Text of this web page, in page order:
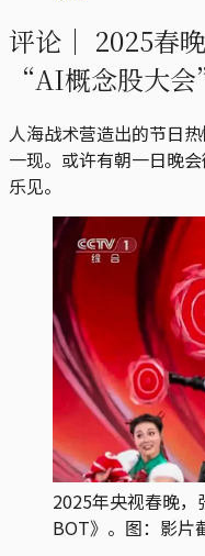
评论｜ 2025春
“AI概念股大会
人海战术营造出的节日
一现。或许有朝一日晚
乐见。
2025年央视春晚
BOT》。图：影片